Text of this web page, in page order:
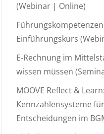
(Webinar | Online)
Einführungskurs
E-Rechnung im
wissen müssen
MOOVE Reflect & Learn:
Kennzahlensysteme
Entscheidungen im